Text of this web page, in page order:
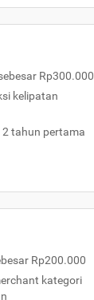
Rp300.000
kelipatan
tahun pertama
Rp200.000
kategori